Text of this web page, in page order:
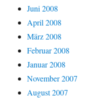
Juni 2008
April 2008
März 2008
Februar 2008
Januar 2008
November 2007
August 2007